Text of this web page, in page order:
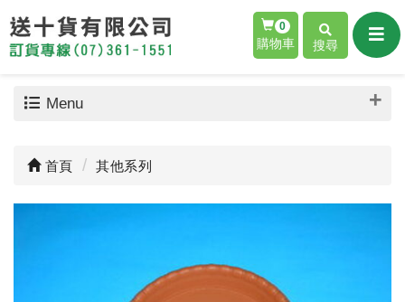
0
購物車 搜尋
Menu
首頁 其他系列